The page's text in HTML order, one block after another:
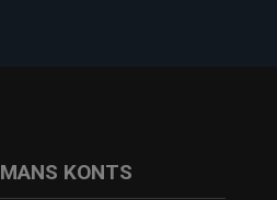
MANS KONTS